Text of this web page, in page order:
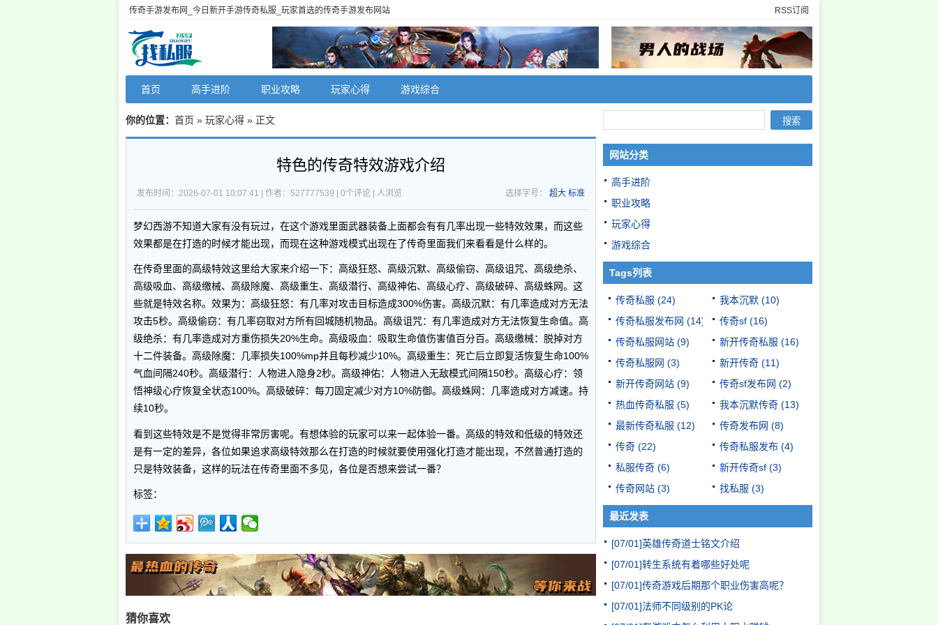
RSS订阅
传奇手游发布网_今日新开手游传奇私服_玩家首选的传奇手游发布网站
首页 高手进阶 职业攻略 玩家心得 游戏综合
你的位置： 首页 » 玩家心得 » 正文
特色的传奇特效游戏介绍
选择字号： 超大 标准
发布时间：2026-07-01 10:07:41 | 作者：527777539 | 0个评论 | 人浏览
梦幻西游不知道大家有没有玩过，在这个游戏里面武器装备上面都会有有几率出现一些特效效果，而这些
效果都是在打造的时候才能出现，而现在这种游戏模式出现在了传奇里面我们来看看是什么样的。
在传奇里面的高级特效这里给大家来介绍一下：高级狂怒、高级沉默、高级偷窃、高级诅咒、高级绝杀、
高级吸血、高级缴械、高级除魔、高级重生、高级潜行、高级神佑、高级心疗、高级破碎、高级蛛网。这
些就是特效名称。效果为：高级狂怒：有几率对攻击目标造成300%伤害。高级沉默：有几率造成对方无法
攻击5秒。高级偷窃：有几率窃取对方所有回城随机物品。高级诅咒：有几率造成对方无法恢复生命值。高
级绝杀：有几率造成对方重伤损失20%生命。高级吸血：吸取生命值伤害值百分百。高级缴械：脱掉对方
十二件装备。高级除魔：几率损失100%mp并且每秒减少10%。高级重生：死亡后立即复活恢复生命100%
气血间隔240秒。高级潜行：人物进入隐身2秒。高级神佑：人物进入无敌模式间隔150秒。高级心疗：领
悟神级心疗恢复全状态100%。高级破碎：每刀固定减少对方10%防御。高级蛛网：几率造成对方减速。持
续10秒。
看到这些特效是不是觉得非常厉害呢。有想体验的玩家可以来一起体验一番。高级的特效和低级的特效还
是有一定的差异，各位如果追求高级特效那么在打造的时候就要使用强化打造才能出现，不然普通打造的
只是特效装备，这样的玩法在传奇里面不多见，各位是否想来尝试一番？
标签：
猜你喜欢
网站分类
高手进阶
职业攻略
玩家心得
游戏综合
Tags列表
传奇私服 (24) 我本沉默 (10)
传奇私服发布网 (14) 传奇sf (16)
传奇私服网站 (9) 新开传奇私服 (16)
传奇私服网 (3) 新开传奇 (11)
新开传奇网站 (9) 传奇sf发布网 (2)
热血传奇私服 (5) 我本沉默传奇 (13)
最新传奇私服 (12) 传奇发布网 (8)
传奇 (22) 传奇私服发布 (4)
私服传奇 (6) 新开传奇sf (3)
传奇网站 (3) 找私服 (3)
最近发表
[07/01]英雄传奇道士铭文介绍
[07/01]转生系统有着哪些好处呢
[07/01]传奇游戏后期那个职业伤害高呢？
[07/01]法师不同级别的PK论